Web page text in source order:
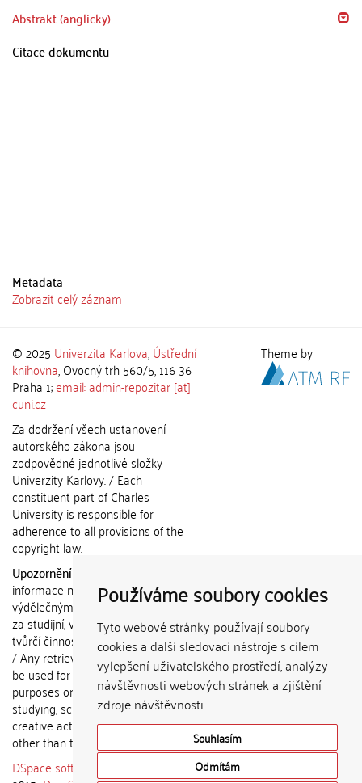
Používáme soubory cookies
Tyto webové stránky používají soubory
cookies a další sledovací nástroje s cílem
vylepšení uživatelského prostředí, analýzy
návštěvnosti webových stránek a zjištění
zdroje návštěvnosti.
Souhlasím
Odmítám
Abstrakt (anglicky)
Citace dokumentu
Metadata
Zobrazit celý záznam
© 2025 Univerzita Karlova,Ústřední
knihovna, Ovocný trh 560/5, 116 36
Praha 1;email: admin-repozitar [at]
cuni.cz
Za dodržení všech ustanovení
autorského zákona jsou
zodpovědné jednotlivé složky
Univerzity Karlovy. / Each
constituent part of Charles
University is responsible for
adherence to all provisions of the
copyright law.
Upozornění / Notice:
informace nemohou být použity k
výdělečným účelům nebo vydávány
za studijní, vědeckou nebo jinou
tvůrčí činnost jiné osoby než autora.
/ Any retrieved information shall not
be used for any commercial
purposes or claimed as results of
studying, scientific or any other
creative activities of any person
other than the author.
DSpace software
copyright © 2002-
Theme by